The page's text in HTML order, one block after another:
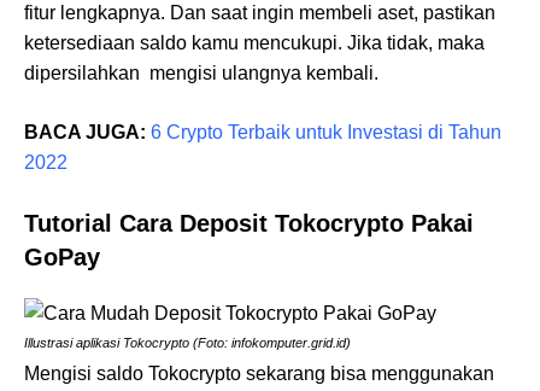
fitur lengkapnya. Dan saat ingin membeli aset, pastikan
ketersediaan saldo kamu mencukupi. Jika tidak, maka
dipersilahkan mengisi ulangnya kembali.
BACA JUGA: 6 Crypto Terbaik untuk Investasi di Tahun
2022
Tutorial Cara Deposit Tokocrypto Pakai
GoPay
Illustrasi aplikasi Tokocrypto (Foto: infokomputer.grid.id)
Mengisi saldo Tokocrypto sekarang bisa menggunakan